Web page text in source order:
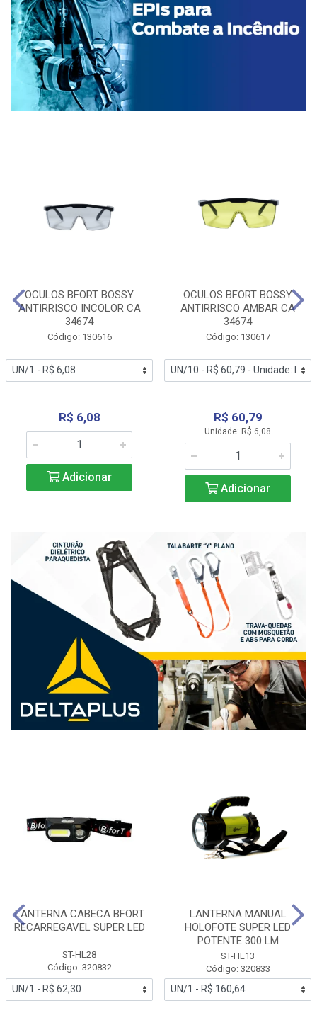
OCULOS BFORT BOSSY
ANTIRRISCO INCOLOR CA
34674
Código: 130616
R$ 6,08
Adicionar
OCULOS BFORT BOSSY
ANTIRRISCO AMBAR CA
34674
Código: 130617
R$ 60,79
Unidade: R$ 6,08
Adicionar
LANTERNA CABECA BFORT
RECARREGAVEL SUPER LED
ST-HL28
Código: 320832
LANTERNA MANUAL
HOLOFOTE SUPER LED
POTENTE 300 LM
ST-HL13
Código: 320833